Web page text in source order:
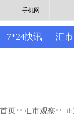
手机网
7*24快讯 汇市
首页>> 汇市观察>> 正